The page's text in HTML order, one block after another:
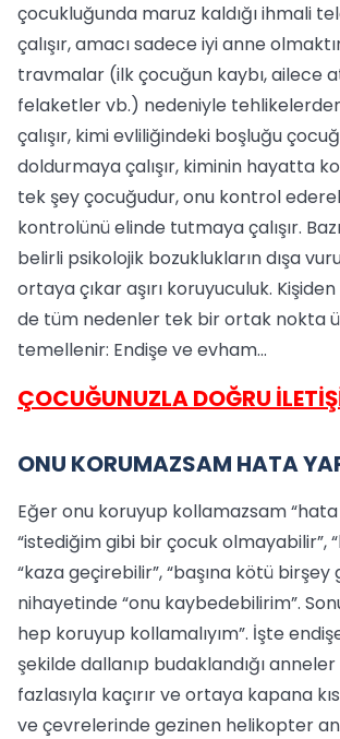
çocukluğunda maruz kaldığı ihmali
çalışır, amacı sadece iyi anne
travmalar (ilk çocuğun kaybı, ailece
felaketler vb.) nedeniyle
çalışır, kimi evliliğindeki boşluğu
doldurmaya çalışır, kiminin hayatta
tek şey çocuğudur, onu kontrol
kontrolünü elinde tutmaya çalışır.
belirli psikolojik bozuklukların dışa
ortaya çıkar aşırı koruyuculuk.
de tüm nedenler tek bir ortak nokta
temellenir: Endişe ve evham...
ÇOCUĞUNUZLA DOĞRU
ONU KORUMAZSAM HATA
Eğer onu koruyup kollamazsam
“istediğim gibi bir çocuk olmayabilir”,
“kaza geçirebilir”, “başına kötü birşey
nihayetinde “onu kaybedebilirim”.
hep koruyup kollamalıyım”. İşte
şekilde dallanıp budaklandığı
fazlasıyla kaçırır ve ortaya kapana
ve çevrelerinde gezinen helikopter